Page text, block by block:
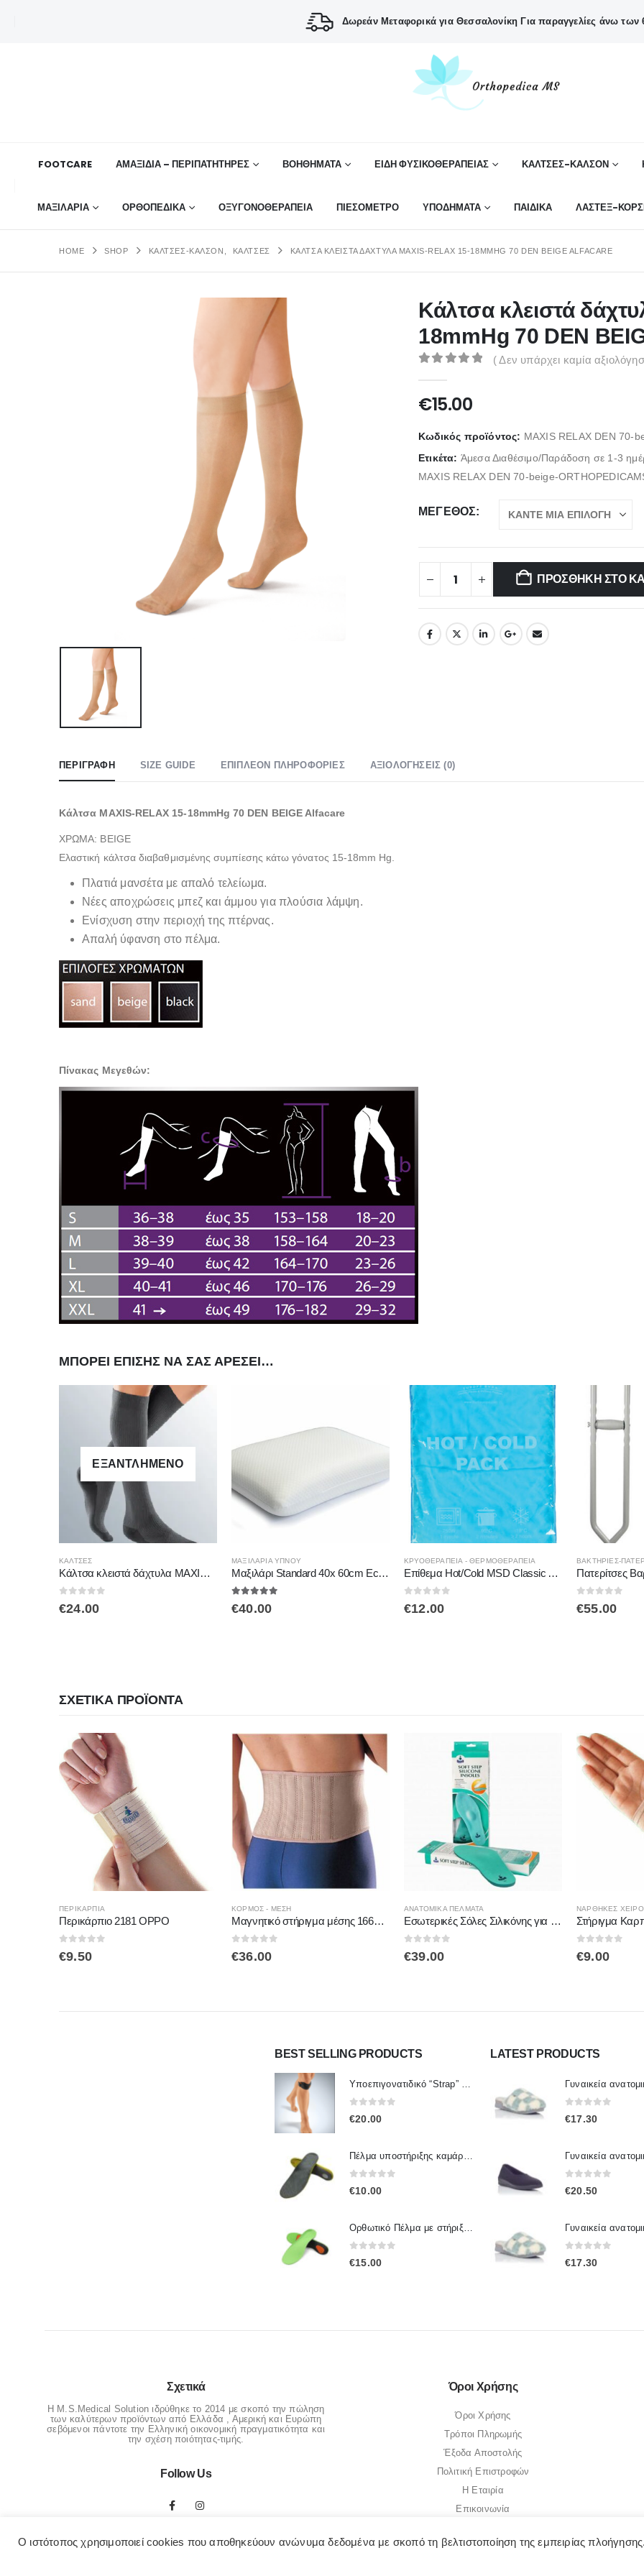
Δωρεάν Μεταφορικά για Θεσσαλονίκη Για παραγγελίες άνω των
FOOTCARE ΑΜΑΞΙΔΙΑ – ΠΕΡΙΠΑΤΗΤΗΡΕΣ ΒΟΗΘΉΜΑΤΑ ΕΙΔΗ ΦΥΣΙΚΟΘΕΡΑΠΕΙΑΣ ΚΑΛΤΣΕΣ-ΚΑΛΣΟΝ
ΜΑΞΙΛΑΡΙΑ ΟΡΘΟΠΕΔΙΚΆ ΟΞΥΓΟΝΟΘΕΡΑΠΕΙΑ ΠΙΕΣΟΜΕΤΡΟ ΥΠΟΔΗΜΑΤΑ ΠΑΙΔΙΚΑ ΛΑΣΤΕΞ-
HOME SHOP ΚΑΛΤΣΕΣ-ΚΑΛΣΟΝ ΚΆΛΤΣΕΣ ΚΆΛΤΣΑ ΚΛΕΙΣΤΆ ΔΆΧΤΥΛΑ MAXIS-RELAX 15-18MMHG 70 DEN BEIGE ALFACARE
Κάλτσα κλειστά
18mmHg 70 DEN
( Δεν υπάρχει καμία
€15.00
Κωδικός προϊόντος: MAXIS RELAX DEN 70-
Ετικέτα: Άμεσα Διαθέσιμο/Παράδοση σε 1-3
MAXIS RELAX DEN 70-beige-
ΜΈΓΕΘΟΣ
ΠΡΟΣΘΉΚΗ ΣΤΟ
ΠΕΡΙΓΡΑΦΉ SIZE GUIDE ΕΠΙΠΛΈΟΝ ΠΛΗΡΟΦΟΡΊΕΣ ΑΞΙΟΛΟΓΉΣΕΙΣ (0)
Κάλτσα MAXIS-RELAX 15-18mmHg 70 DEN BEIGE Alfacare
ΧΡΩΜΑ: BEIGE
Ελαστική κάλτσα διαβαθμισμένης συμπίεσης κάτω γόνατος 15-18mm Hg.
Πλατιά μανσέτα με απαλό τελείωμα.
Νέες αποχρώσεις μπεζ και άμμου για πλούσια λάμψη.
Ενίσχυση στην περιοχή της πτέρνας.
Απαλή ύφανση στο πέλμα.
Πίνακας Μεγεθών:
ΜΠΟΡΕΊ ΕΠΊΣΗΣ ΝΑ ΣΑΣ ΑΡΈΣΕΙ…
ΕΞΑΝΤΛΗΜΈΝΟ
Αυτό το προϊόν έχει πολλαπλές παραλλαγές. Οι επιλογές μπορούν να επιλεγούν στη σελίδα του προϊόντος
ΚΆΛΤΣΕΣ
Κάλτσα κλειστά δάχτυλα MAXIS-RELAX 18-21mm Hg TRAVEL–UNISEX ΓΚΡΙ ALFACARE
€24.00
ΜΑΞΙΛΆΡΙΑ ΎΠΝΟΥ
Μαξιλάρι Standard 40x 60cm Economy ΑC-733 ALFACARE
€40.00
ΚΡΥΟΘΕΡΑΠΕΙΑ - ΘΕΡΜΟΘΕΡΑΠΕΙΑ
Επίθεμα Hot/Cold MSD Classic AC3310-3311-3312 ALFACARE
€12.00
ΒΑΚΤΗΡΊΕΣ-
€55.00
ΣΧΕΤΙΚΆ ΠΡΟΪΌΝΤΑ
ΠΕΡΙΚΆΡΠΙΑ
Περικάρπιο 2181 OPPO
€9.50
ΚΟΡΜΟΣ - ΜΕΣΗ
Μαγνητικό στήριγμα μέσης 1660 OPPO
€36.00
ΑΝΑΤΟΜΙΚΆ ΠΈΛΜΑΤΑ
Εσωτερικές Σόλες Σιλικόνης για Μαλακό Βήμα 5408 OPPO
€39.00
ΝΆΡΘΗΚΕΣ
€9.00
BEST SELLING PRODUCTS
Υποεπιγονατιδικό “Strap” One Size SPORTLASTIC 80300 OrthoLand
€20.00
Πέλμα υποστήριξης καμάρας πτέρνας IP.005 / IPinsoles
€10.00
Ορθωτικό Πέλμα με στήριξη καμάρας Ip.001 / IpInsoles
€15.00
LATEST PRODUCTS
€17.30
€20.50
€17.30
Σχετικά
Η M.S.Medical Solution ιδρύθηκε το 2014 με σκοπό την πώληση
των καλύτερων προϊόντων από Ελλάδα , Αμερική και Ευρώπη
σεβόμενοι πάντοτε την Ελληνική οικονομική πραγματικότητα και
την σχέση ποιότητας-τιμής.
Follow Us
Όροι Χρήσης
Όροι Χρήσης
Τρόποι Πληρωμής
Έξοδα Αποστολής
Πολιτική Επιστροφών
Η Εταιρία
Επικοινωνία
Ο ιστότοπος χρησιμοποιεί cookies που αποθηκεύουν ανώνυμα δεδομένα με σκοπό τη βελτιστοποίηση της εμπειρίας πλοήγησης.